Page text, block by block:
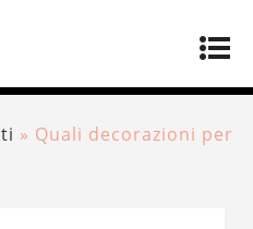
» Quali decorazioni per